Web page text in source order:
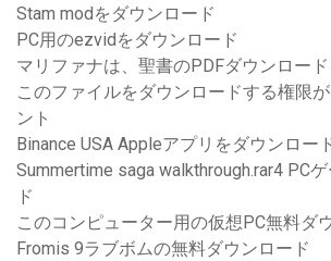
Stam modをダウンロード
PC用のezvidをダウンロード
マリファナは、聖書のPDFダウンロー
このファイルをダウンロードする権限
ント
Binance USA Appleアプリをダウンロー
Summertime saga walkthrough.rar4 PC
ド
このコンピューター用の仮想PC無料ダ
Fromis 9ラブボムの無料ダウンロード